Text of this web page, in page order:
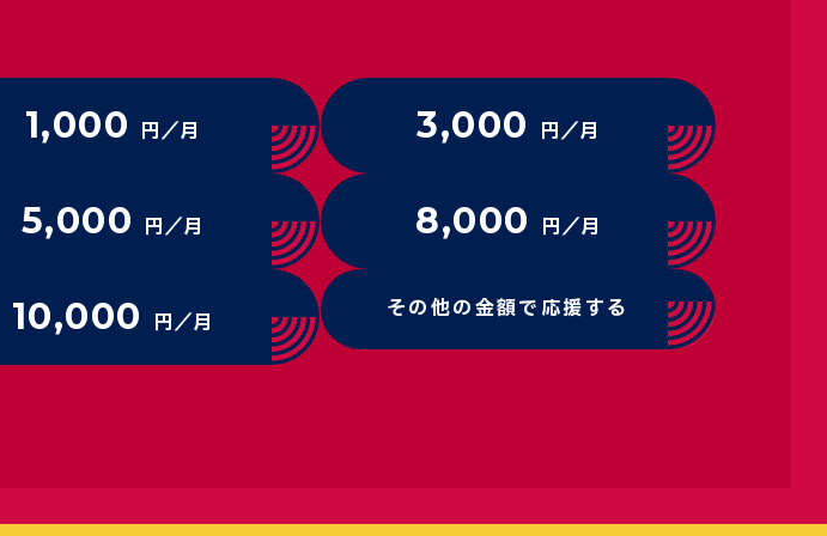
1,000 円／月 3,000 円／月
5,000 円／月 8,000 円／月
10,000 円／月 その他の金額で応援する